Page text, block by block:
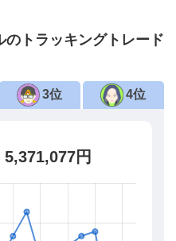
トラッキングトレード
3位 4位